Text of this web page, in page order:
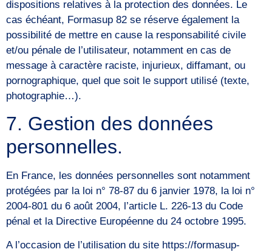
dispositions relatives à la protection des données. Le
cas échéant, Formasup 82 se réserve également la
possibilité de mettre en cause la responsabilité civile
et/ou pénale de l’utilisateur, notamment en cas de
message à caractère raciste, injurieux, diffamant, ou
pornographique, quel que soit le support utilisé (texte,
photographie…).
7. Gestion des données
personnelles.
En France, les données personnelles sont notamment
protégées par la loi n° 78-87 du 6 janvier 1978, la loi n°
2004-801 du 6 août 2004, l’article L. 226-13 du Code
pénal et la Directive Européenne du 24 octobre 1995.
A l’occasion de l’utilisation du site https://formasup-